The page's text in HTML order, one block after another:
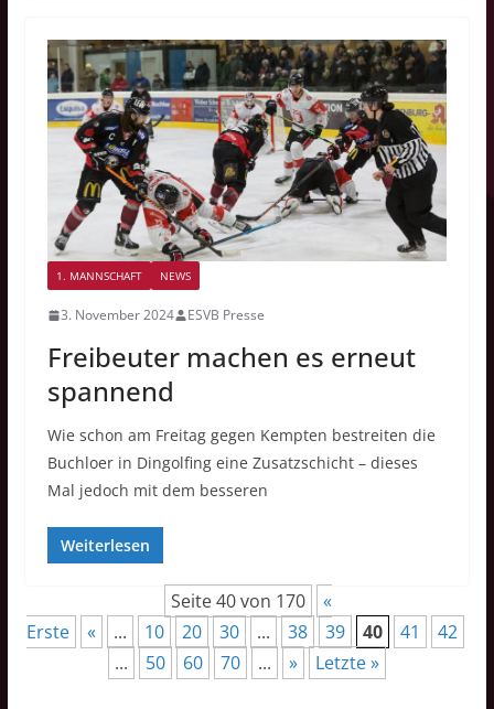
1. MANNSCHAFT NEWS
3. November 2024 ESVB Presse
Freibeuter machen es erneut
spannend
Wie schon am Freitag gegen Kempten bestreiten die
Buchloer in Dingolfing eine Zusatzschicht – dieses
Mal jedoch mit dem besseren
Weiterlesen
Seite 40 von 170
«
Erste
« ... 10 20 30 ... 38 39 40 41
42
...
50 60 70 ... » Letzte »